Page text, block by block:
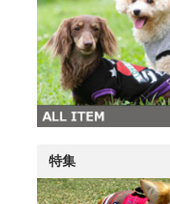
特集